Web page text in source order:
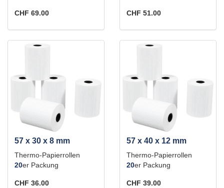
CHF 69.00 CHF 51.00
57 x 30 x 8 mm
Thermo-Papierrollen
20er Packung
CHF 36.00
57 x 40 x 12 mm
Thermo-Papierrollen
20er Packung
CHF 39.00